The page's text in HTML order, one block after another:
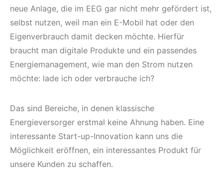
neue Anlage, die im EEG gar nicht mehr gefördert ist,
selbst nutzen, weil man ein E-Mobil hat oder den
Eigenverbrauch damit decken möchte. Hierfür
braucht man digitale Produkte und ein passendes
Energiemanagement, wie man den Strom nutzen
möchte: lade ich oder verbrauche ich?
Das sind Bereiche, in denen klassische
Energieversorger erstmal keine Ahnung haben. Eine
interessante Start-up-Innovation kann uns die
Möglichkeit eröffnen, ein interessantes Produkt für
unsere Kunden zu schaffen.